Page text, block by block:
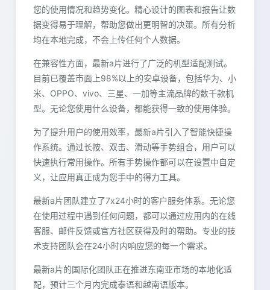
您的使用情况和趋势变化。精心设计的图表和报告让数
据变得易于理解，帮助您做出更明智的决策。所有分析
均在本地完成，不会上传任何个人数据。
在兼容性方面，最新a片进行了广泛的机型适配测试。
目前已覆盖市面上98%以上的安卓设备，包括华为、小
米、OPPO、vivo、三星、一加等主流品牌的数千款机
型。无论您使用什么设备，都能获得一致的使用体验。
为了提升用户的使用效率，最新a片引入了智能快捷操
作系统。通过长按、双击、滑动等手势组合，用户可以
快速执行常用操作。所有手势操作都可以在设置中自定
义，让应用真正成为您手中的得力工具。
最新a片团队建立了7x24小时的客户服务体系。无论您
在使用过程中遇到任何问题，都可以通过应用内的在线
客服、邮件反馈或官方社区获得及时的帮助。专业的技
术支持团队会在24小时内响应您的每一个需求。
最新a片的国际化团队正在推进东南亚市场的本地化适
配，预计三个月内完成泰语和越南语版本。